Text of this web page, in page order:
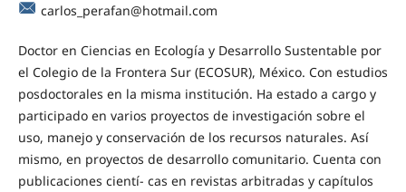
carlos_perafan@hotmail.com
Doctor en Ciencias en Ecología y Desarrollo Sustentable por
el Colegio de la Frontera Sur (ECOSUR), México. Con estudios
posdoctorales en la misma institución. Ha estado a cargo y
participado en varios proyectos de investigación sobre el
uso, manejo y conservación de los recursos naturales. Así
mismo, en proyectos de desarrollo comunitario. Cuenta con
publicaciones cientí- cas en revistas arbitradas y capítulos